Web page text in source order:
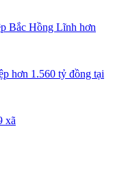
Bắc Hồng Lĩnh hơn
hơn 1.560 tỷ đồng tại
xã